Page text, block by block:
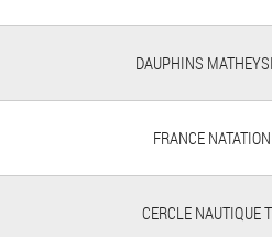
DAUPHINS
FRANCE
CERCLE